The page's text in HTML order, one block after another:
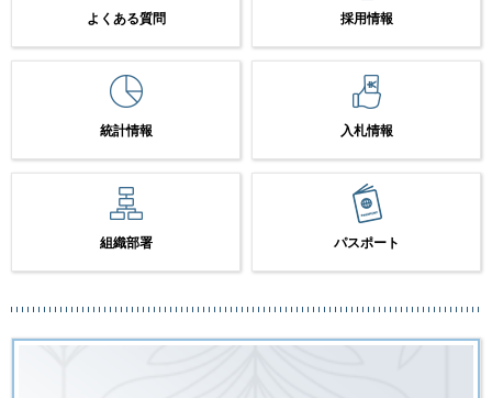
よくある質問 採用情報
統計情報 入札情報
組織部署 パスポート